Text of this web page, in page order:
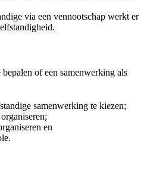
via een vennootschap werkt er
of een samenwerking als
samenwerking te kiezen;
en